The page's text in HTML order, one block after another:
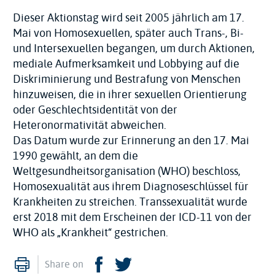
Dieser Aktionstag wird seit 2005 jährlich am 17.
Mai von Homosexuellen, später auch Trans-, Bi-
und Intersexuellen begangen, um durch Aktionen,
mediale Aufmerksamkeit und Lobbying auf die
Diskriminierung und Bestrafung von Menschen
hinzuweisen, die in ihrer sexuellen Orientierung
oder Geschlechtsidentität von der
Heteronormativität abweichen.
Das Datum wurde zur Erinnerung an den 17. Mai
1990 gewählt, an dem die
Weltgesundheitsorganisation (WHO) beschloss,
Homosexualität aus ihrem Diagnoseschlüssel für
Krankheiten zu streichen. Transsexualität wurde
erst 2018 mit dem Erscheinen der ICD-11 von der
WHO als „Krankheit“ gestrichen.
Imprimer
Share on Facebook